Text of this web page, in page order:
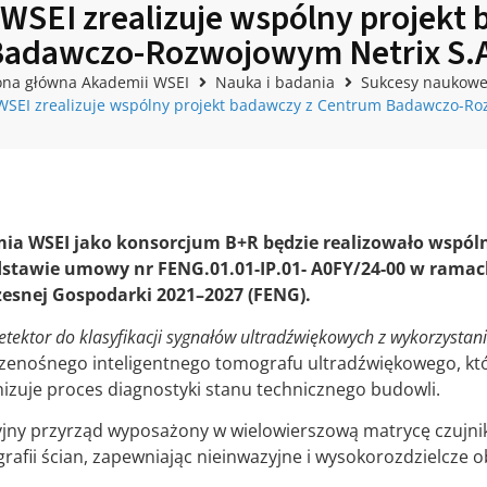
zrealizuje wspólny projekt
Rozwojowym Netrix
główna Akademii WSEI Nauka i badania
Sukcesy naukowe
zrealizuje wspólny projekt badawczy z Centrum Badawczo-
WSEI jako konsorcjum B+R będzie realizowało
umowy nr FENG.01.01-IP.01- A0FY/24-00 w
Gospodarki 2021–2027 (FENG).
do klasyfikacji sygnałów ultradźwiękowych z
inteligentnego tomografu ultradźwiękowego,
proces diagnostyki stanu technicznego budowli.
przyrząd wyposażony w wielowierszową matrycę
ścian, zapewniając nieinwazyjne i wysokorozdzielcze